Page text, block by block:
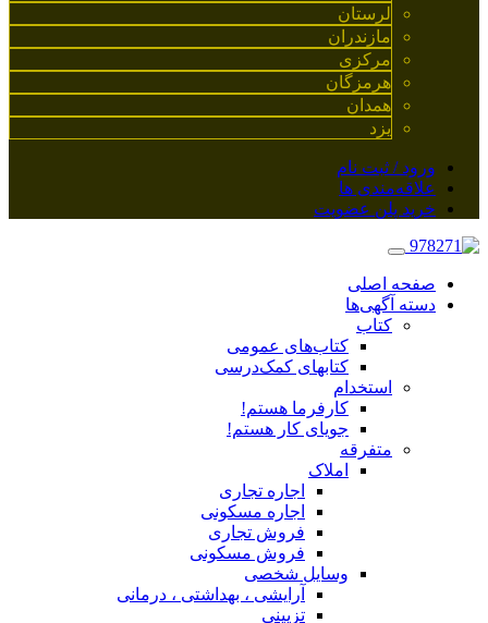
لرستان
مازندران
مرکزی
هرمزگان
همدان
یزد
ورود / ثبت نام
علاقه‌مندی ها
خرید پلن عضویت
صفحه اصلی
دسته آگهی‌ها
کتاب
کتاب‌های عمومی
کتابهای کمک‌درسی
استخدام
کارفرما هستم!
جویای کار هستم!
متفرقه
املاک
اجاره تجاری
اجاره مسکونی
فروش تجاری
فروش مسکونی
وسایل شخصی
آرایشی ، بهداشتی ، درمانی
تزیینی